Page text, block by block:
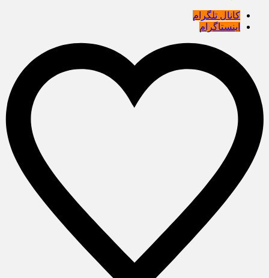
کانال تلگرام
اینستاگرام